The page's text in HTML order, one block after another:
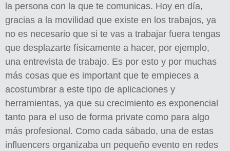
la persona con la que te comunicas. Hoy en día,
gracias a la movilidad que existe en los trabajos, ya
no es necesario que si te vas a trabajar fuera tengas
que desplazarte físicamente a hacer, por ejemplo,
una entrevista de trabajo. Es por esto y por muchas
más cosas que es important que te empieces a
acostumbrar a este tipo de aplicaciones y
herramientas, ya que su crecimiento es exponencial
tanto para el uso de forma private como para algo
más profesional. Como cada sábado, una de estas
influencers organizaba un pequeño evento en redes